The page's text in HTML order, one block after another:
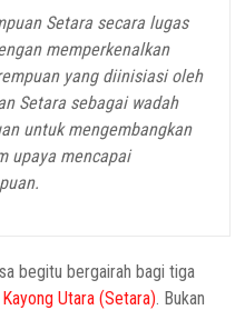
Setara secara lugas
memperkenalkan
yang diinisiasi oleh
Setara sebagai wadah
untuk mengembangkan
upaya mencapai
begitu bergairah bagi tiga
Utara (Setara) . Bukan